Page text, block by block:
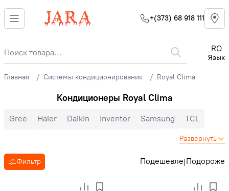
+(373) 68 918 111
RO
Язык
Главная Системы кондиционирования Royal Clima
Кондиционеры Royal Clima
Gree Haier Daikin Inventor Samsung
TCL
Cooper&Hunter
Hyundai Auratsu
Candy
Развернуть
Фильтр Подешевле|Подороже